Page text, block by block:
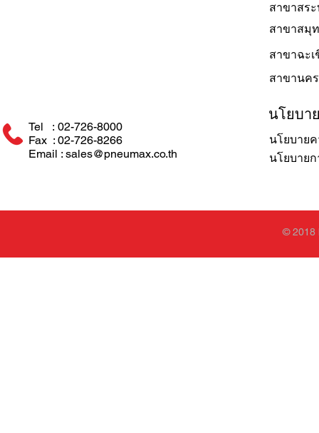
สาขาสร
สาขาสมุ
สาขาฉะเ
สาขานค
Tel : 02-726-8000
Fax : 02-726-8266
Email : sales@pneumax.co.th
นโยบา
นโยบาย
นโยบาย
© 2018